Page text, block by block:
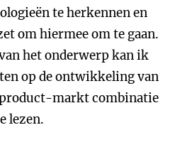
te herkennen en
om hiermee om te gaan.
het onderwerp kan ik
op de ontwikkeling van
markt combinatie
lezen.